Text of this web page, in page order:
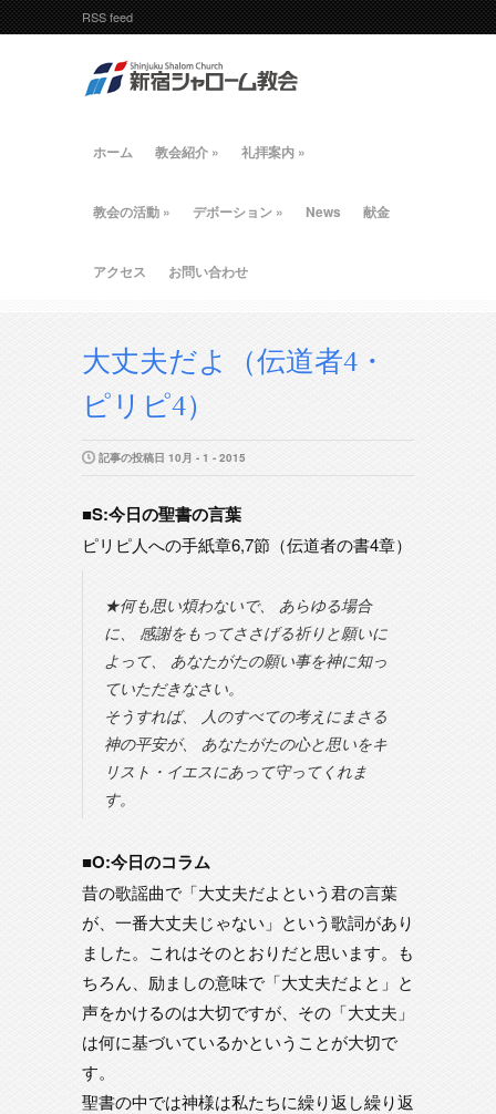
RSS feed
ホーム 教会紹介 » 礼拝案内 »
教会の活動 » デボーション » News 献金
アクセス お問い合わせ
大丈夫だよ（伝道者4・
ピリピ4）
記事の投稿日 10月 - 1 - 2015
■S:今日の聖書の言葉
ピリピ人への手紙章6,7節（伝道者の書4章）
★何も思い煩わないで、 あらゆる場合
に、 感謝をもってささげる祈りと願いに
よって、 あなたがたの願い事を神に知っ
ていただきなさい。
そうすれば、 人のすべての考えにまさる
神の平安が、 あなたがたの心と思いをキ
リスト・イエスにあって守ってくれま
す。
■O:今日のコラム
昔の歌謡曲で「大丈夫だよという君の言葉
が、一番大丈夫じゃない」という歌詞があり
ました。これはそのとおりだと思います。も
ちろん、励ましの意味で「大丈夫だよと」と
声をかけるのは大切ですが、その「大丈夫」
は何に基づいているかということが大切で
す。
聖書の中では神様は私たちに繰り返し繰り返